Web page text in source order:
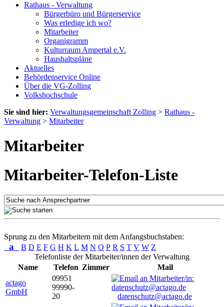
Rathaus - Verwaltung
Bürgerbüro und Bürgerservice
Was erledige ich wo?
Mitarbeiter
Organigramm
Kulturraum Ampertal e.V.
Haushaltspläne
Aktuelles
Behördenservice Online
Über die VG-Zolling
Volkshochschule
Sie sind hier: Verwaltungsgemeinschaft Zolling > Rathaus -
Verwaltung > Mitarbeiter
Mitarbeiter
Mitarbeiter-Telefon-Liste
Sprung zu den Mitarbeitern mit dem Anfangsbuchstaben:
a B D E F G H K L M N O P R S T V W Z
Telefonliste der Mitarbeiter/innen der Verwaltung
Name
Telefon Zimmer
Mail
actago
GmbH
09951
99990-
20
datenschutz@actago.de